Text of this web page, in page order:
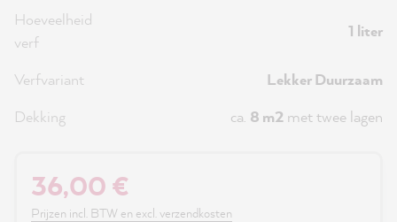
Hoeveelheid
verf
1 liter
Verfvariant
Lekker Duurzaam
Dekking
ca. 8 m2 met twee lagen
36,00 €
Prijzen incl. BTW en excl. verzendkosten